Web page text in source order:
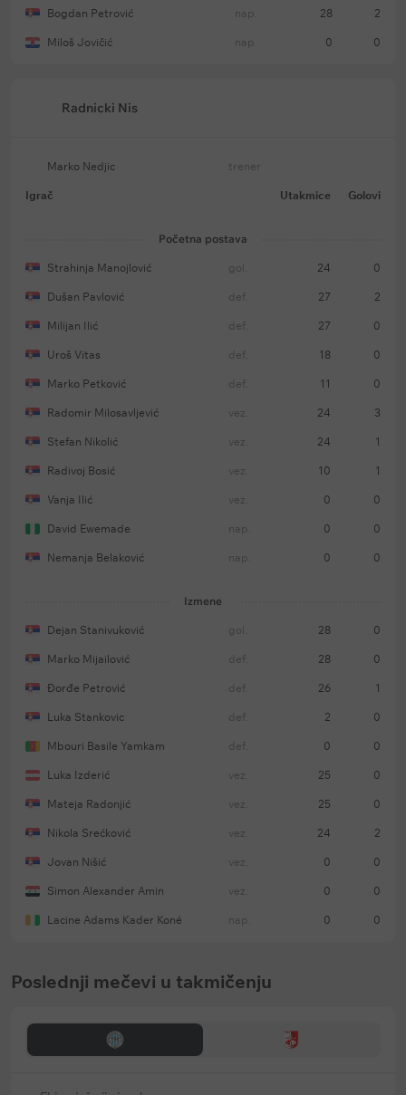
Bogdan Petrović nap. 28 2
Miloš Jovičić nap. 0 0
Radnicki Nis
Marko Nedjic trener
Igrač Utakmice Golovi
Početna postava
Strahinja Manojlović gol. 24 0
Dušan Pavlović def. 27 2
Milijan Ilić def. 27 0
Uroš Vitas def. 18 0
Marko Petković def. 11 0
Radomir Milosavljević vez. 24 3
Stefan Nikolić vez. 24 1
Radivoj Bosić vez. 10 1
Vanja Ilić vez. 0 0
David Ewemade nap. 0 0
Nemanja Belaković nap. 0 0
Izmene
Dejan Stanivuković gol. 28 0
Marko Mijailović def. 28 0
Đorđe Petrović def. 26 1
Luka Stankovic def. 2 0
Mbouri Basile Yamkam def. 0 0
Luka Izderić vez. 25 0
Mateja Radonjić vez. 25 0
Nikola Srećković vez. 24 2
Jovan Nišić vez. 0 0
Simon Alexander Amin vez. 0 0
Lacine Adams Kader Koné nap. 0 0
Poslednji mečevi u takmičenju